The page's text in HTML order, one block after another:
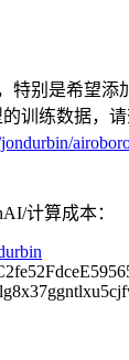
特别是希望添
训练数据，
计算成本：